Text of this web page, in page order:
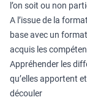
l’on soit ou non
A l’issue de la
base avec un
acquis les
Appréhender les
qu’elles apportent
découler